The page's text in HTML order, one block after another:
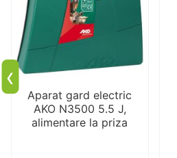
Aparat gard electric
AKO N3500 5.5 J,
alimentare la priza
‹